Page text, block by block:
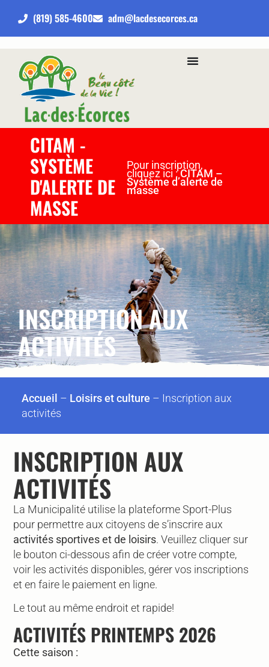
(819) 585-4600 adm@lacdesecorces.ca
CITAM -
SYSTÈME
D'ALERTE DE
MASSE
Pour inscription,
cliquez ici :CITAM –
Système d’alerte de
masse
INSCRIPTION AUX
ACTIVITÉS
Accueil – Loisirs et culture – Inscription aux
activités
INSCRIPTION AUX
ACTIVITÉS
La Municipalité utilise la plateforme Sport-Plus
pour permettre aux citoyens de s’inscrire aux
activités sportives et de loisirs. Veuillez cliquer sur
le bouton ci-dessous afin de créer votre compte,
voir les activités disponibles, gérer vos inscriptions
et en faire le paiement en ligne.
Le tout au même endroit et rapide!
ACTIVITÉS PRINTEMPS 2026
Cette saison :